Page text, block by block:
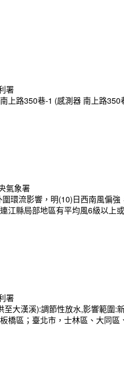
署
上路350巷-1 (感測器 南上路
氣象署
環流影響，明(10)日西南風偏
江縣局部地區有平均風6級以上
署
至大漢溪):調節性放水,影響範圍
橋區；臺北市，士林區、大同